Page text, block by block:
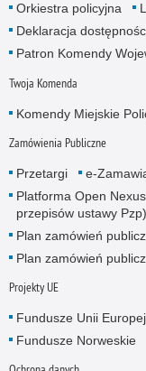
Orkiestra policyjna
Deklaracja
Patron Komendy
Twoja Komenda
Komendy Miejskie
Zamówienia Publiczne
Przetargi
e-
Platforma Open
przepisów ustawy Pzp)
Plan zamówień
Plan zamówień
Projekty UE
Fundusze Unii
Fundusze Norweskie